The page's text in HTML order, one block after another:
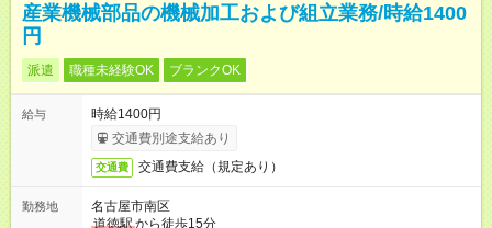
産業機械部品の機械加工および組立業務/時給1400
円
派遣 職種未経験OK ブランクOK
給与
時給1400円
交通費別途支給あり
交通費 交通費支給（規定あり）
勤務地
名古屋市南区
道徳駅から徒歩15分